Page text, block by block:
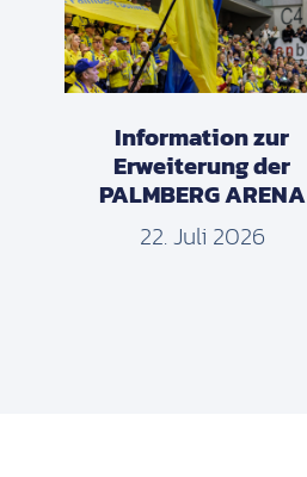
Information zur
Erweiterung der
PALMBERG ARENA
22. Juli 2026